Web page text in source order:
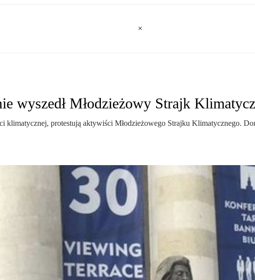
wyszedł Młodzieżowy Strajk
klimatycznej, protestują aktywiści Młodzieżowego Strajku Klimatycznego.